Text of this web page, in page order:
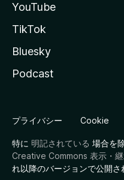
YouTube
TikTok
Bluesky
Podcast
プライバシー Cookie
特に 明記されている 場合を
Creative Commons 表示・
れ以降のバージョンで公開さ